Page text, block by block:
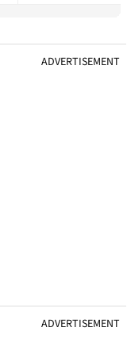
ADVERTISEMENT
ADVERTISEMENT